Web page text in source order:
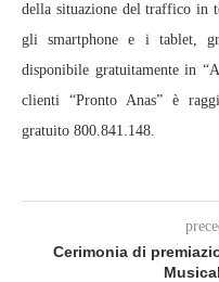
della situazione del traffico in
gli smartphone e i tablet,
disponibile gratuitamente in
clienti “Pronto Anas” è
gratuito 800.841.148.
Cerimonia di